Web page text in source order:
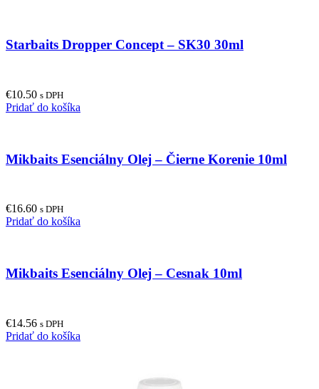
Starbaits Dropper Concept – SK30 30ml
€10.50 s DPH
Pridať do košíka
Mikbaits Esenciálny Olej – Čierne Korenie 10ml
€16.60 s DPH
Pridať do košíka
Mikbaits Esenciálny Olej – Cesnak 10ml
€14.56 s DPH
Pridať do košíka